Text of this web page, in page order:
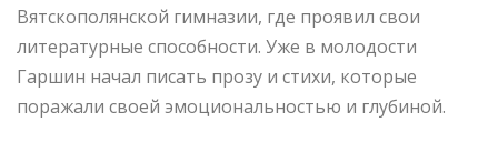
Вятскополянской гимназии, где проявил свои
литературные способности. Уже в молодости
Гаршин начал писать прозу и стихи, которые
поражали своей эмоциональностью и глубиной.